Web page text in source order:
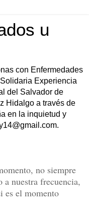
u
con Enfermedades
Experiencia
del Salvador de
Hidalgo a través de
en la inquietud y
no siempre
a nuestra frecuencia,
es el momento